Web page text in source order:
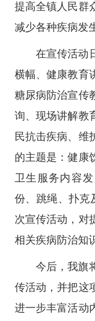
提高全镇人民群
减少各种疾病发
在宣传活动
横幅、健康教育
糖尿病防治宣传
询、现场讲解教
民抗击疾病、维
的主题是：健康
卫生服务内容
份、跳绳、扑克
次宣传活动，对
相关疾病防治知
今后，我旗
传活动，并把这
进一步丰富活动